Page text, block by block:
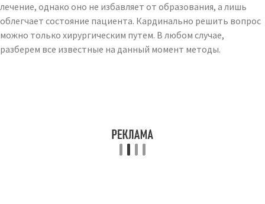
лечение, однако оно не избавляет от образования, а лишь
облегчает состояние пациента. Кардинально решить вопрос
можно только хирургическим путем. В любом случае,
разберем все известные на данный момент методы.